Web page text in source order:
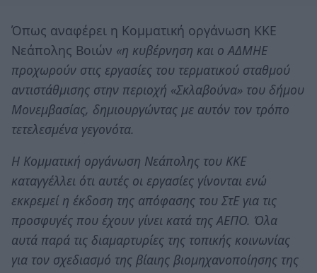
Όπως αναφέρει η Κομματική οργάνωση ΚΚΕ
Νεάπολης Βοιών «η κυβέρνηση και ο ΑΔΜΗΕ
προχωρούν στις εργασίες του τερματικού σταθμού
αντιστάθμισης στην περιοχή «Σκλαβούνα» του δήμου
Μονεμβασίας, δημιουργώντας με αυτόν τον τρόπο
τετελεσμένα γεγονότα.
Η Κομματική οργάνωση Νεάπολης του ΚΚΕ
καταγγέλλει ότι αυτές οι εργασίες γίνονται ενώ
εκκρεμεί η έκδοση της απόφασης του ΣτΕ για τις
προσφυγές που έχουν γίνει κατά της ΑΕΠΟ. Όλα
αυτά παρά τις διαμαρτυρίες της τοπικής κοινωνίας
για τον σχεδιασμό της βίαιης βιομηχανοποίησης της